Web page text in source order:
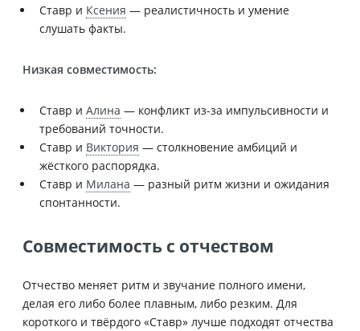
Ставр и Ксения — реалистичность и умение
слушать факты.
Низкая совместимость:
Ставр и Алина — конфликт из-за импульсивности и
требований точности.
Ставр и Виктория — столкновение амбиций и
жёсткого распорядка.
Ставр и Милана — разный ритм жизни и ожидания
спонтанности.
Совместимость с отчеством
Отчество меняет ритм и звучание полного имени,
делая его либо более плавным, либо резким. Для
короткого и твёрдого «Ставр» лучше подходят отчества